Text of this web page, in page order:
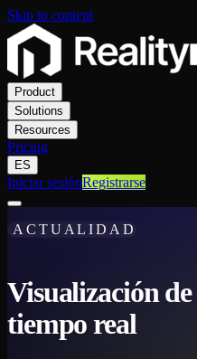
Skip to content
Product
Solutions
Resources
Pricing
ES
Iniciar sesiónRegistrarse
ACTUALIDAD
Visualización
tiempo real